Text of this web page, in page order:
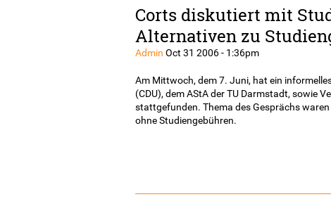
to
top
Corts diskutiert mit
Alternativen zu
Admin Oct 31 2006 - 1:36pm
Am Mittwoch, dem 7. Juni, hat ein
(CDU), dem AStA der TU Darmstadt, sowie
stattgefunden. Thema des Gesprächs
ohne Studiengebühren.